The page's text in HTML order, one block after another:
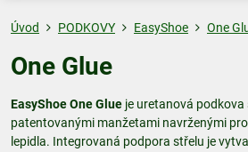
Úvod PODKOVY EasyShoe One
One Glue
EasyShoe One Glue je uretanová
patentovanými manžetami navrženými
lepidla. Integrovaná podpora střelu je